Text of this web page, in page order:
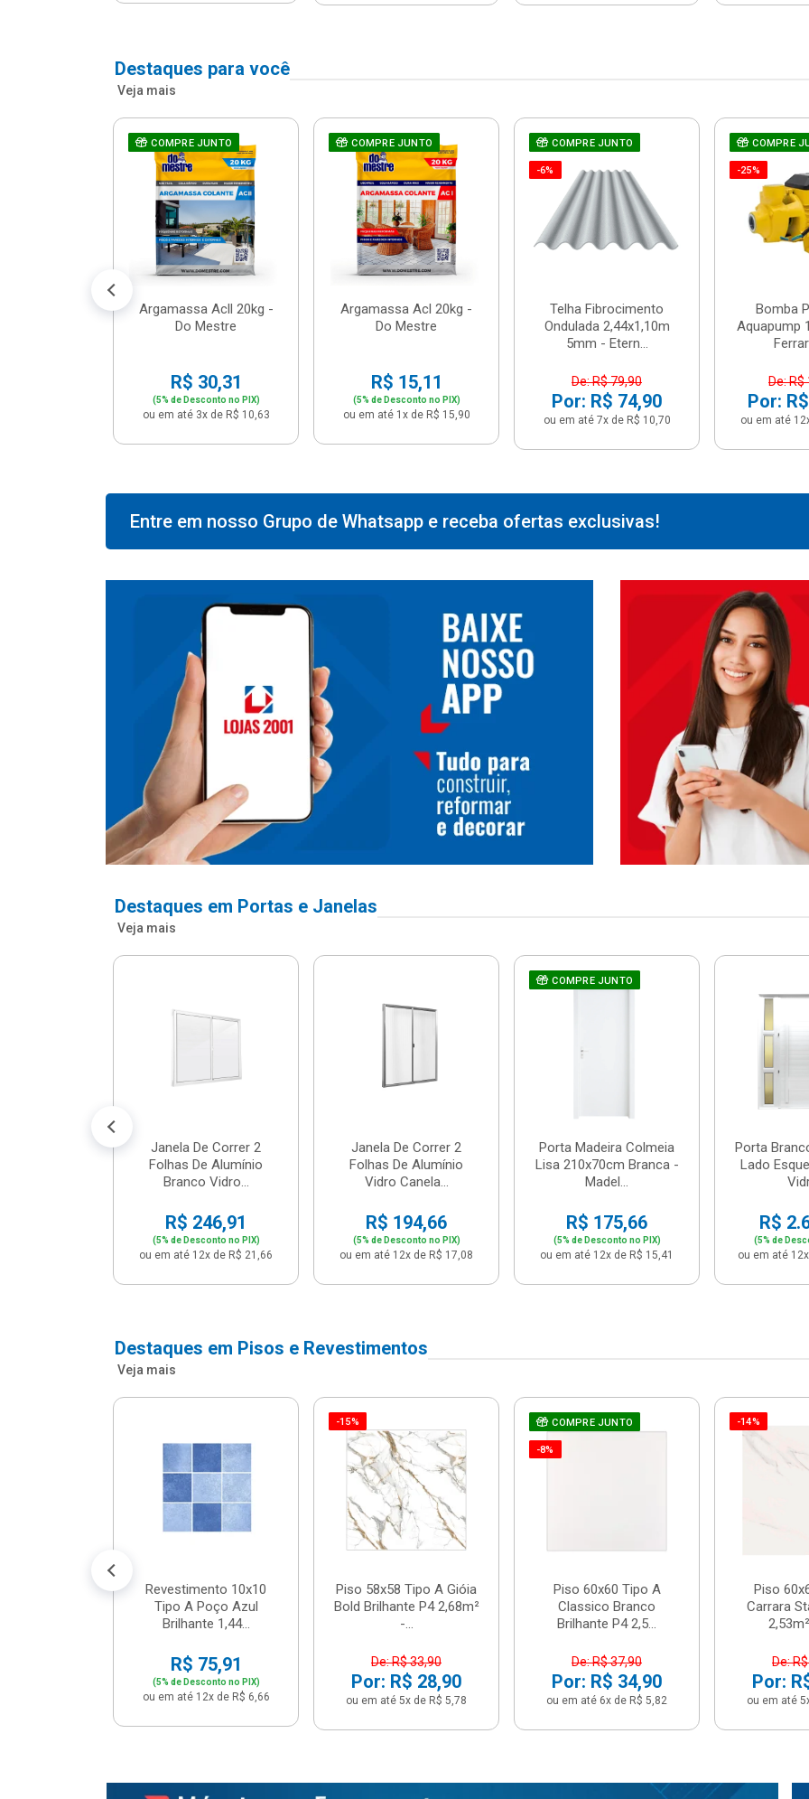
Destaques para você
Veja mais
COMPRE JUNTO
Argamassa Acll 20kg -
Do Mestre
R$ 30,31
(5% de Desconto no PIX)
ou em até 3x de R$ 10,63
COMPRE JUNTO
Argamassa Acl 20kg -
Do Mestre
R$ 15,11
(5% de Desconto no PIX)
ou em até 1x de R$ 15,90
COMPRE JUNTO
-6%
Telha Fibrocimento
Ondulada 2,44x1,10m
5mm - Etern...
De: R$ 79,90
Por: R$ 74,90
ou em até 7x de R$ 10,70
COMPRE
-25%
Bomba
Aquapump
De: R$
Por:
ou em até
Entre em nosso Grupo de Whatsapp e receba ofertas exclusivas!
Destaques em Portas e Janelas
Veja mais
Janela De Correr 2
Folhas De Alumínio
Branco Vidro...
R$ 246,91
(5% de Desconto no PIX)
ou em até 12x de R$ 21,66
Janela De Correr 2
Folhas De Alumínio
Vidro Canela...
R$ 194,66
(5% de Desconto no PIX)
ou em até 12x de R$ 17,08
COMPRE JUNTO
Porta Madeira Colmeia
Lisa 210x70cm Branca -
Madel...
R$ 175,66
(5% de Desconto no PIX)
ou em até 12x de R$ 15,41
Porta
Lado
R$
(5% de
ou em até
Destaques em Pisos e Revestimentos
Veja mais
Revestimento 10x10
Tipo A Poço Azul
Brilhante 1,44...
R$ 75,91
(5% de Desconto no PIX)
ou em até 12x de R$ 6,66
-15%
Piso 58x58 Tipo A Gióia
Bold Brilhante P4 2,68m²
-...
De: R$ 33,90
Por: R$ 28,90
ou em até 5x de R$ 5,78
COMPRE JUNTO
-8%
Piso 60x60 Tipo A
Classico Branco
Brilhante P4 2,5...
De: R$ 37,90
Por: R$ 34,90
ou em até 6x de R$ 5,82
-14%
Piso
Carrara
De:
Por:
ou em até